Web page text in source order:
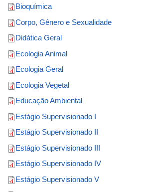
Bioquímica
Corpo, Gênero e Sexualidade
Didática Geral
Ecologia Animal
Ecologia Geral
Ecologia Vegetal
Educação Ambiental
Estágio Supervisionado I
Estágio Supervisionado II
Estágio Supervisionado III
Estágio Supervisionado IV
Estágio Supervisionado V